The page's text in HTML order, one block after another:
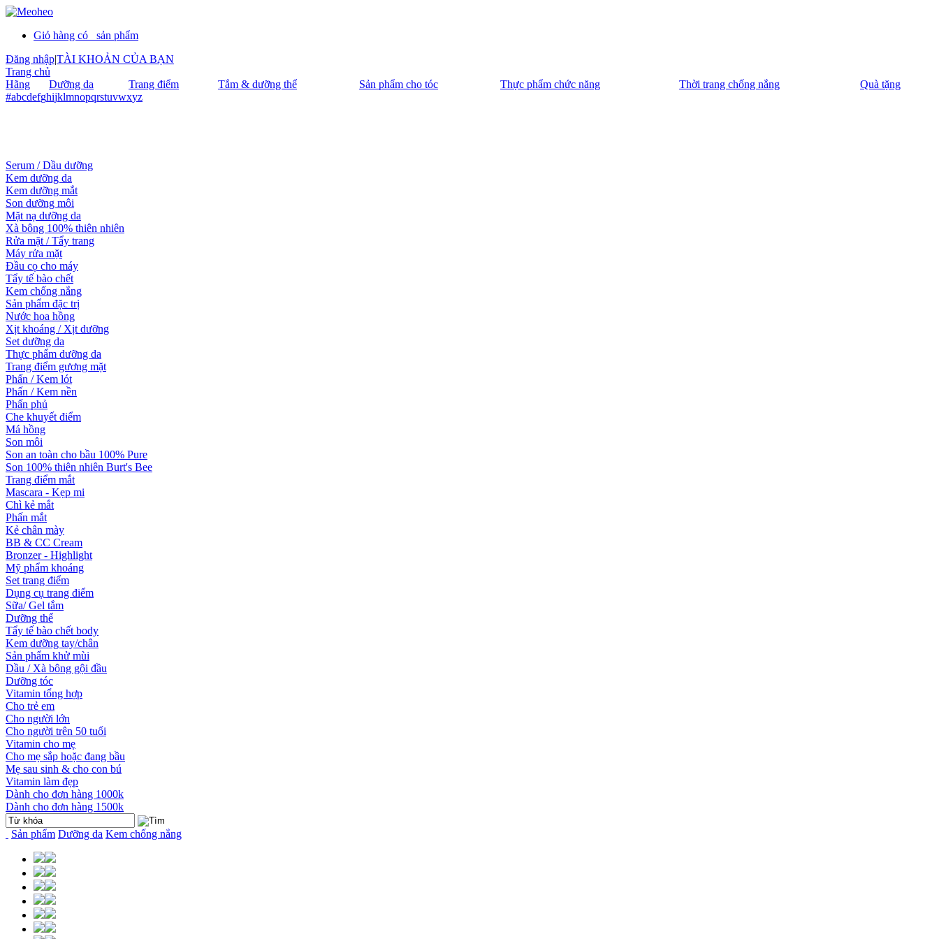
Giỏ hàng có
sản phẩm
Đăng nhập|TÀI KHOẢN CỦA BẠN
Trang chủ
Hãng
Dưỡng da Trang điểm Tắm & dưỡng thể Sản phẩm cho tóc Thực phẩm chức năng Thời trang chống nắng
Quà tặng
#abcdefghijklmnopqrstuvwxyz
Serum / Dầu dưỡng
Kem dưỡng da
Kem dưỡng mắt
Son dưỡng môi
Mặt nạ dưỡng da
Xà bông 100% thiên nhiên
Rửa mặt / Tẩy trang
Máy rửa mặt
Đầu cọ cho máy
Tẩy tế bào chết
Kem chống nắng
Sản phẩm đặc trị
Nước hoa hồng
Xịt khoáng / Xịt dưỡng
Set dưỡng da
Thực phẩm dưỡng da
Trang điểm gương mặt
Phấn / Kem lót
Phấn / Kem nền
Phấn phủ
Che khuyết điểm
Má hồng
Son môi
Son an toàn cho bầu 100% Pure
Son 100% thiên nhiên Burt's Bee
Trang điểm mắt
Mascara - Kẹp mi
Chì kẻ mắt
Phấn mắt
Kẻ chân mày
BB & CC Cream
Bronzer - Highlight
Mỹ phẩm khoáng
Set trang điểm
Dụng cụ trang điểm
Sữa/ Gel tắm
Dưỡng thể
Tẩy tế bào chết body
Kem dưỡng tay/chân
Sản phẩm khử mùi
Dầu / Xà bông gội đầu
Dưỡng tóc
Vitamin tổng hợp
Cho trẻ em
Cho người lớn
Cho người trên 50 tuổi
Vitamin cho mẹ
Cho mẹ sắp hoặc đang bầu
Mẹ sau sinh & cho con bú
Vitamin làm đẹp
Dành cho đơn hàng 1000k
Dành cho đơn hàng 1500k
Sản phẩm Dưỡng da Kem chống nắng